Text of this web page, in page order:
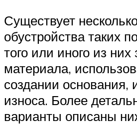
Существует
обустройства таких
того или иного из них
материала,
создании основания,
износа. Более
варианты описаны